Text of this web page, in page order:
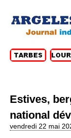
Estives,
national
vendredi 22 mai